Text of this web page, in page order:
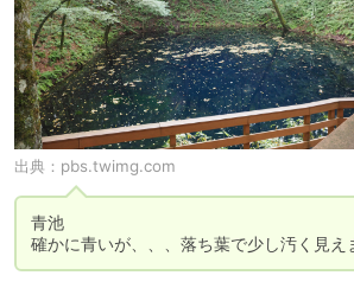
出典： pbs.twimg.com
青池
確かに青いが、、、落ち葉で少し汚く見え